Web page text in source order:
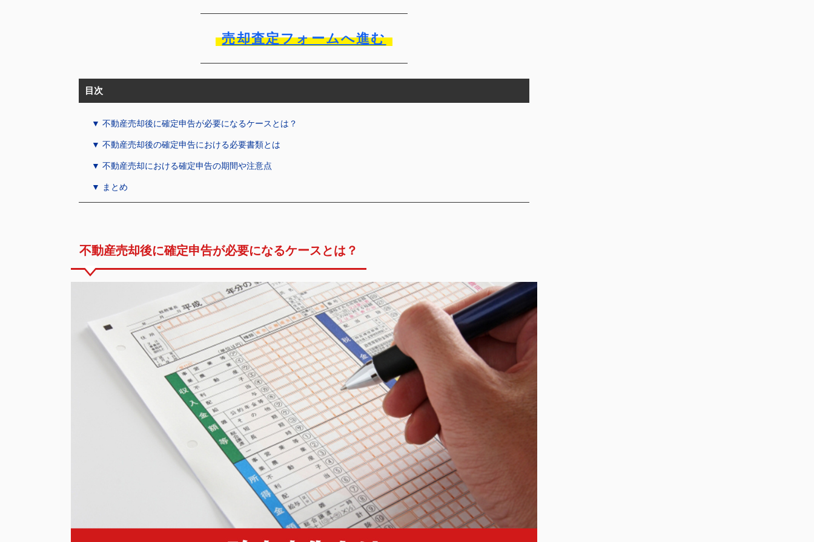
売却査定フォームへ進む
目次
▼ 不動産売却後に確定申告が必要になるケースとは？
▼ 不動産売却後の確定申告における必要書類とは
▼ 不動産売却における確定申告の期間や注意点
▼ まとめ
不動産売却後に確定申告が必要になるケースとは？